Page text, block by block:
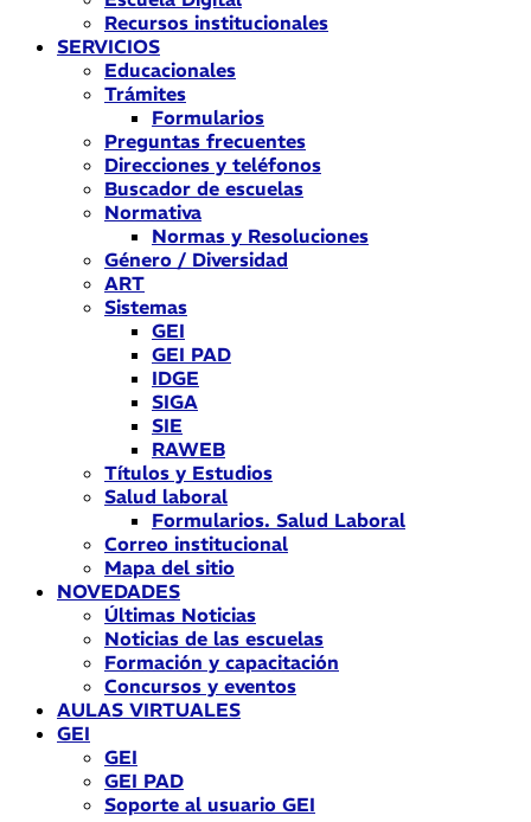
Recursos institucionales
SERVICIOS
Educacionales
Trámites
Formularios
Preguntas frecuentes
Direcciones y teléfonos
Buscador de escuelas
Normativa
Normas y Resoluciones
Género / Diversidad
ART
Sistemas
GEI
GEI PAD
IDGE
SIGA
SIE
RAWEB
Títulos y Estudios
Salud laboral
Formularios. Salud Laboral
Correo institucional
Mapa del sitio
NOVEDADES
Últimas Noticias
Noticias de las escuelas
Formación y capacitación
Concursos y eventos
AULAS VIRTUALES
GEI
GEI
GEI PAD
Soporte al usuario GEI